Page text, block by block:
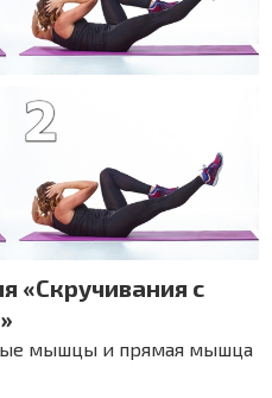
«Скручивания с
мышцы и прямая мышца